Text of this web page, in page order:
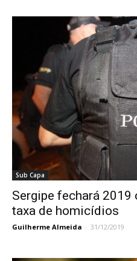
Sub Capa
Sergipe fechará 2019
taxa de homicídios
Guilherme Almeida - 31/12/2019